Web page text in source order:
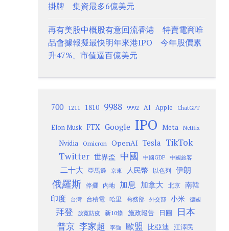
掛牌 集資最多6億美元
再有美股中概股有意回流香港 特賣電商唯
品會據報擬最快明年來港IPO 今年股價累
升47%、市值逼百億美元
700 1211 1810 9988 9992 AI Apple ChatGPT
Elon Musk FTX Google IPO Meta Netflix
Nvidia Omicron OpenAI Tesla TikTok
Twitter 世界盃 中國 中國GDP 中國旅客
二十大 亞馬遜 京東 人民幣 以色列 伊朗
俄羅斯 停擺 內地 加息 加拿大 北京
南韓
印度
台灣 台積電 哈里 商務部 外交部 小米 德國
拜登 放寬防疫 新10條 施政報告 日圓 日本
普京 李家超 李強 歐盟 比亞迪 江澤民